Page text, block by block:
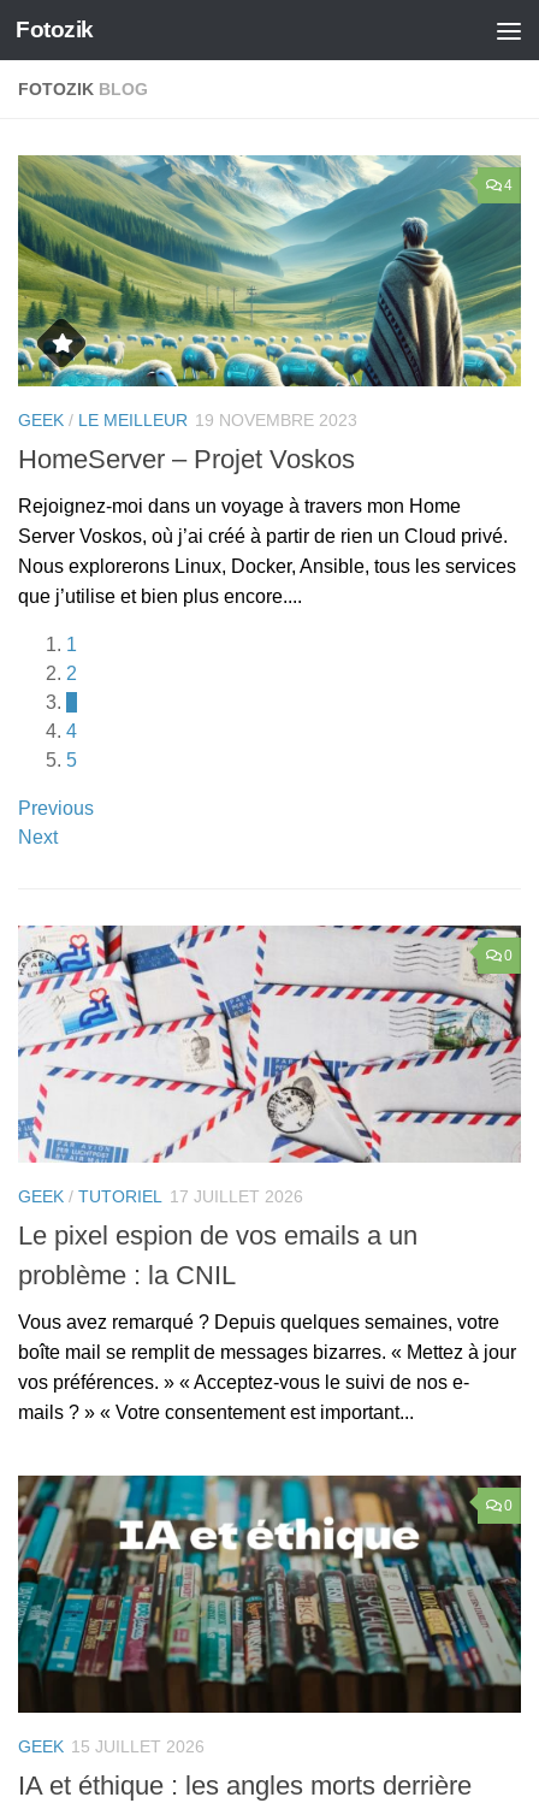
Skip to content
Fotozik
FOTOZIK BLOG
4
GEEK / LE MEILLEUR 19 NOVEMBRE 2023
HomeServer – Projet Voskos
Rejoignez-moi dans un voyage à travers mon Home
Server Voskos, où j’ai créé à partir de rien un Cloud privé.
Nous explorerons Linux, Docker, Ansible, tous les services
que j’utilise et bien plus encore....
1
2
4
5
Previous
Next
0
GEEK / TUTORIEL 17 JUILLET 2026
Le pixel espion de vos emails a un
problème : la CNIL
Vous avez remarqué ? Depuis quelques semaines, votre
boîte mail se remplit de messages bizarres. « Mettez à jour
vos préférences. » « Acceptez-vous le suivi de nos e-
mails ? » « Votre consentement est important...
0
GEEK 15 JUILLET 2026
IA et éthique : les angles morts derrière